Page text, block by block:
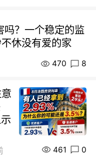
吗？一个稳定的监
休没有爱的家
470 8
461 0